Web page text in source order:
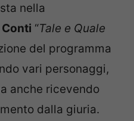
nella
“Tale e Quale
del programma
vari personaggi,
anche ricevendo
dalla giuria.